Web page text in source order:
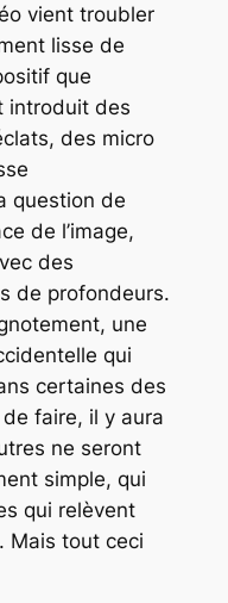
vient troubler
lisse de
que
introduit des
des micro
question de
de l’image,
des
de profondeurs.
une
qui
certaines des
faire, il y aura
ne seront
simple, qui
qui relèvent
Mais tout ceci